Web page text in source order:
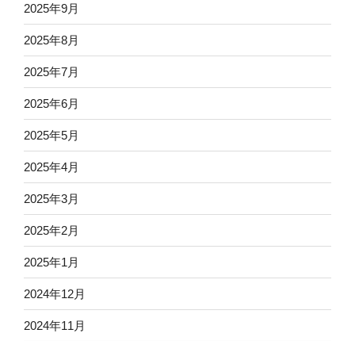
2025年9月
2025年8月
2025年7月
2025年6月
2025年5月
2025年4月
2025年3月
2025年2月
2025年1月
2024年12月
2024年11月